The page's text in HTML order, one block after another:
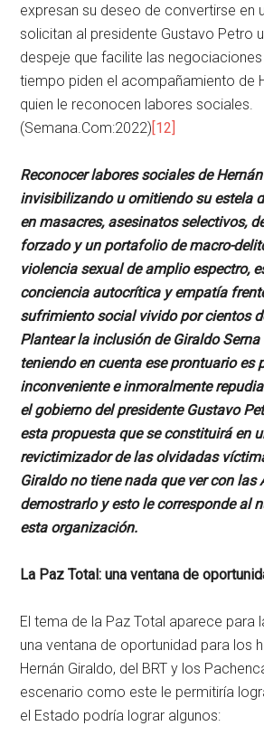
expresan su deseo de convertirse en
solicitan al presidente Gustavo Petro
despeje que facilite las
tiempo piden el acompañamiento de
quien le reconocen labores sociales.
(Semana.Com:2022)[12]
Reconocer labores sociales de
invisibilizando u omitiendo su estela
en masacres, asesinatos selectivos,
forzado y un portafolio de macro-
violencia sexual de amplio espectro,
conciencia autocrítica y empatía
sufrimiento social vivido por cientos
Plantear la inclusión de Giraldo
teniendo en cuenta ese prontuario es
inconveniente e inmoralmente
el gobierno del presidente Gustavo
esta propuesta que se constituirá en
revictimizador de las olvidadas
Giraldo no tiene nada que ver con las
demostrarlo y esto le corresponde al
esta organización.
La Paz Total: una ventana de
El tema de la Paz Total aparece para
una ventana de oportunidad para los
Hernán Giraldo, del BRT y los
escenario como este le permitiría
el Estado podría lograr algunos: